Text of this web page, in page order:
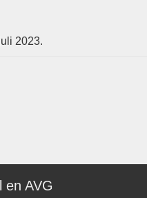
2023.
en AVG